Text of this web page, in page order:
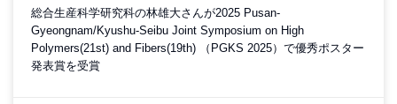
総合生産科学研究科の林雄大さんが2025 Pusan-
Gyeongnam/Kyushu-Seibu Joint Symposium on High
Polymers(21st) and Fibers(19th) （PGKS 2025）で優秀ポスター
発表賞を受賞